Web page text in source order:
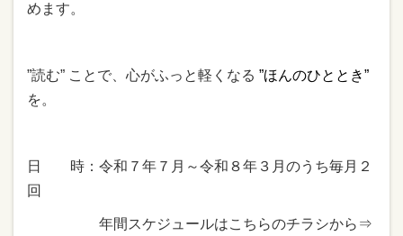
めます。
”読む” ことで、心がふっと軽くなる ”ほんのひととき”
を。
日 時：令和７年７月～令和８年３月のうち毎月２
回
年間スケジュールはこちらのチラシから⇒